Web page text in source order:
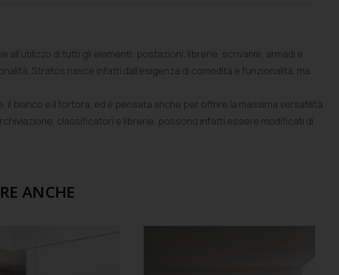
di tutti gli elementi: postazioni, librerie, scrivanie, armadi e
Stratos nasce infatti dall’esigenza di comodità e funzionalità, ma
bianco e il tortora, ed è pensata anche per offrire la massima versatilità
classificatori e librerie, possono infatti essere modificati di
ANCHE